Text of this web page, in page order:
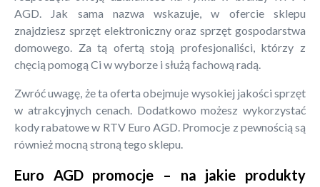
AGD. Jak sama nazwa wskazuje, w ofercie sklepu
znajdziesz sprzęt elektroniczny oraz sprzęt gospodarstwa
domowego. Za tą ofertą stoją profesjonaliści, którzy z
chęcią pomogą Ci w wyborze i służą fachową radą.
Zwróć uwagę, że ta oferta obejmuje wysokiej jakości sprzęt
w atrakcyjnych cenach. Dodatkowo możesz wykorzystać
kody rabatowe w RTV Euro AGD. Promocje z pewnością są
również mocną stroną tego sklepu.
Euro AGD promocje – na jakie produkty